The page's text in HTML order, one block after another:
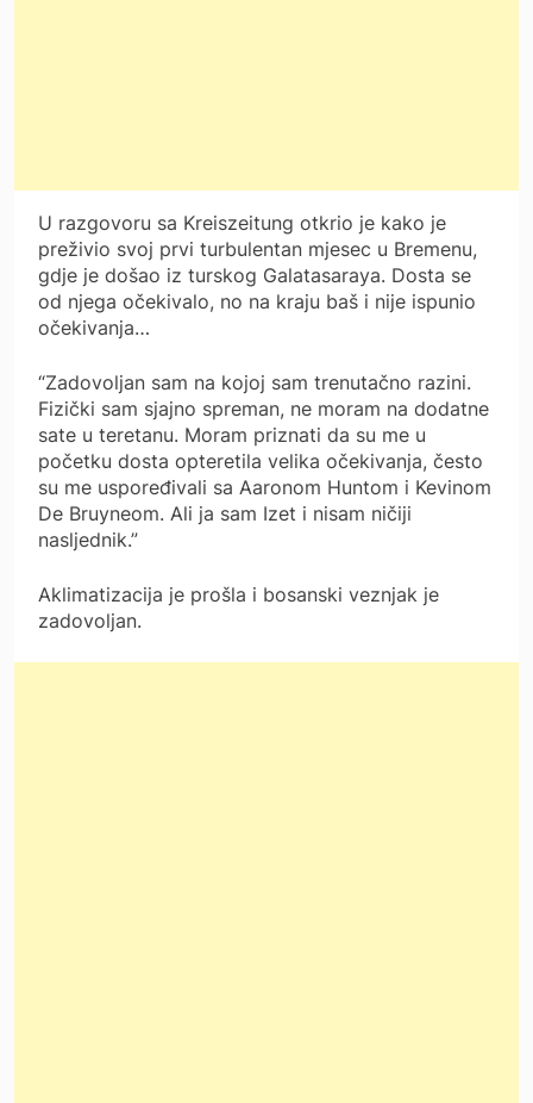
U razgovoru sa Kreiszeitung otkrio je kako je
preživio svoj prvi turbulentan mjesec u Bremenu,
gdje je došao iz turskog Galatasaraya. Dosta se
od njega očekivalo, no na kraju baš i nije ispunio
očekivanja…
“Zadovoljan sam na kojoj sam trenutačno razini.
Fizički sam sjajno spreman, ne moram na dodatne
sate u teretanu. Moram priznati da su me u
početku dosta opteretila velika očekivanja, često
su me uspoređivali sa Aaronom Huntom i Kevinom
De Bruyneom. Ali ja sam Izet i nisam ničiji
nasljednik.”
Aklimatizacija je prošla i bosanski veznjak je
zadovoljan.